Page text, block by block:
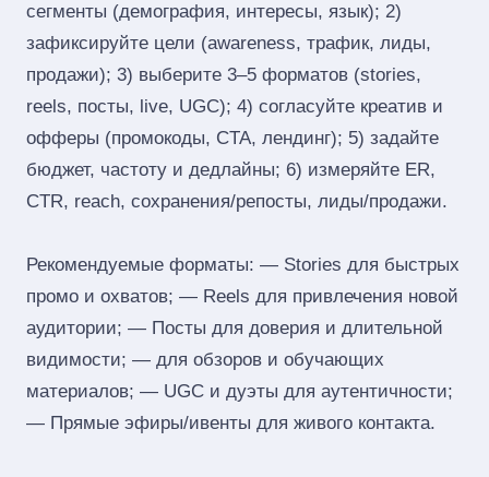
сегменты (демография, интересы, язык); 2)
зафиксируйте цели (awareness, трафик, лиды,
продажи); 3) выберите 3–5 форматов (stories,
reels, посты, live, UGC); 4) согласуйте креатив и
офферы (промокоды, CTA, лендинг); 5) задайте
бюджет, частоту и дедлайны; 6) измеряйте ER,
CTR, reach, сохранения/репосты, лиды/продажи.
Рекомендуемые форматы: — Stories для быстрых
промо и охватов; — Reels для привлечения новой
аудитории; — Посты для доверия и длительной
видимости; — для обзоров и обучающих
материалов; — UGC и дуэты для аутентичности;
— Прямые эфиры/ивенты для живого контакта.